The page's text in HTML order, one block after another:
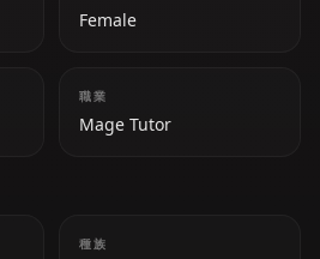
Female
職業
Mage Tutor
種族